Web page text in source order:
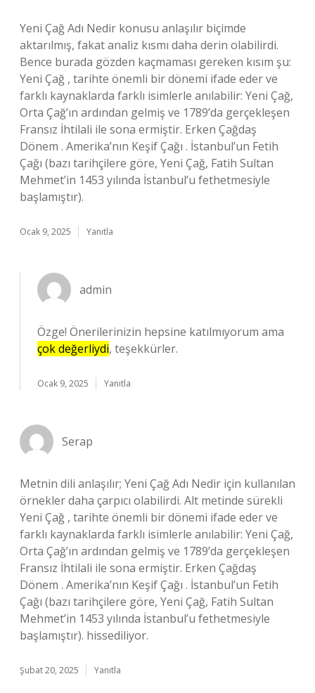
Yeni Çağ Adı Nedir konusu anlaşılır biçimde
aktarılmış, fakat analiz kısmı daha derin olabilirdi.
Bence burada gözden kaçmaması gereken kısım şu:
Yeni Çağ , tarihte önemli bir dönemi ifade eder ve
farklı kaynaklarda farklı isimlerle anılabilir: Yeni Çağ,
Orta Çağ’ın ardından gelmiş ve 1789’da gerçekleşen
Fransız İhtilali ile sona ermiştir. Erken Çağdaş
Dönem . Amerika’nın Keşif Çağı . İstanbul’un Fetih
Çağı (bazı tarihçilere göre, Yeni Çağ, Fatih Sultan
Mehmet’in 1453 yılında İstanbul’u fethetmesiyle
başlamıştır).
Ocak 9, 2025 Yanıtla
admin
Özge! Önerilerinizin hepsine katılmıyorum ama
çok değerliydi, teşekkürler.
Ocak 9, 2025 Yanıtla
Serap
Metnin dili anlaşılır; Yeni Çağ Adı Nedir için kullanılan
örnekler daha çarpıcı olabilirdi. Alt metinde sürekli
Yeni Çağ , tarihte önemli bir dönemi ifade eder ve
farklı kaynaklarda farklı isimlerle anılabilir: Yeni Çağ,
Orta Çağ’ın ardından gelmiş ve 1789’da gerçekleşen
Fransız İhtilali ile sona ermiştir. Erken Çağdaş
Dönem . Amerika’nın Keşif Çağı . İstanbul’un Fetih
Çağı (bazı tarihçilere göre, Yeni Çağ, Fatih Sultan
Mehmet’in 1453 yılında İstanbul’u fethetmesiyle
başlamıştır). hissediliyor.
Şubat 20, 2025 Yanıtla